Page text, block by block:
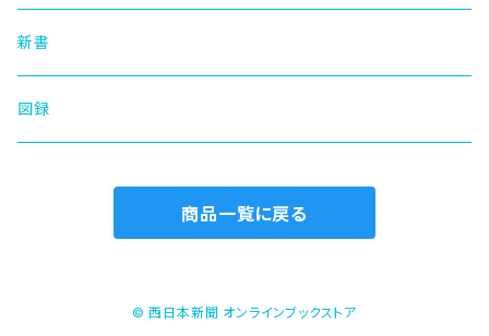
新書
図録
商品一覧に戻る
© 西日本新聞 オンラインブックストア